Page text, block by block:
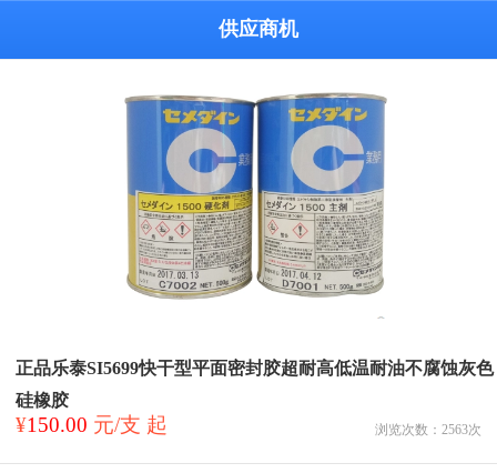
供应商机
正品乐泰SI5699快干型平面密封胶超耐高低温耐油不腐蚀灰色
硅橡胶
¥150.00 元/支 起 浏览次数： 2563次